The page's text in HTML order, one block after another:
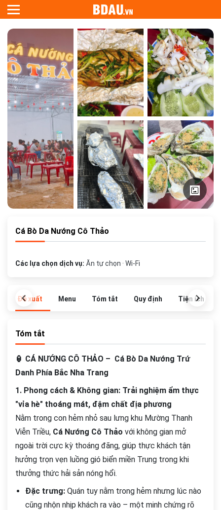
Cá Bò Da Nướng Cô Thảo
Các lựa chọn dịch vụ: Ăn tự chọn · Wi-Fi
Đề xuất Menu Tóm tắt Quy định Tiện ích
Tóm tắt
🏮 CÁ NƯỚNG CÔ THẢO – Cá Bò Da Nướng Trứ
Danh Phía Bắc Nha Trang
1. Phong cách & Không gian: Trải nghiệm ẩm thực
"vỉa hè" thoáng mát, đậm chất địa phương
Nằm trong con hẻm nhỏ sau lưng khu Mường Thanh
Viễn Triều, Cá Nướng Cô Thảo với không gian mở
ngoài trời cực kỳ thoáng đãng, giúp thực khách tận
hưởng trọn vẹn luồng gió biển miền Trung trong khi
thưởng thức hải sản nóng hổi.
Đặc trưng: Quán tuy nằm trong hẻm nhưng lúc nào
cũng nhộn nhịp khách ra vào – một minh chứng rõ